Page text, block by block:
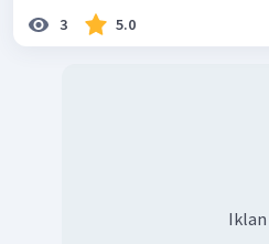
3 5.0
Iklan